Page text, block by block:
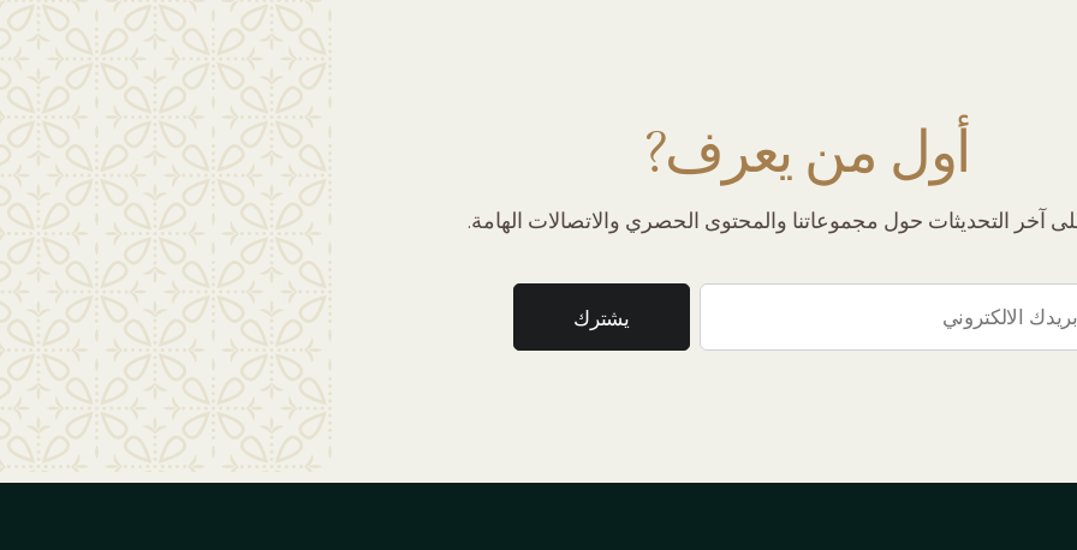
أول من يعرف?
آخر التحديثات حول مجموعاتنا والمحتوى الحصري والاتصالات الهامة.